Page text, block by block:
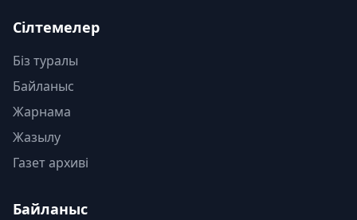
Сілтемелер
Біз туралы
Байланыс
Жарнама
Жазылу
Газет архиві
Байланыс